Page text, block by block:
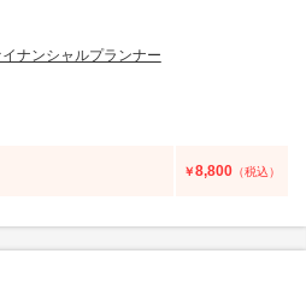
イナンシャルプランナー
￥8,800 （税込）